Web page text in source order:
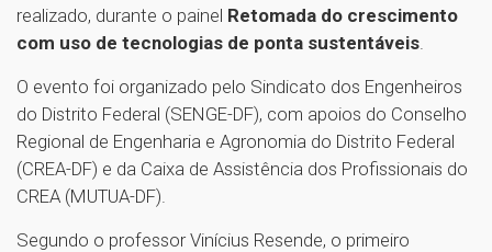
realizado, durante o painel Retomada do crescimento
com uso de tecnologias de ponta sustentáveis
O evento foi organizado pelo Sindicato dos Engenheiros
do Distrito Federal (SENGE-DF), com apoios do Conselho
Regional de Engenharia e Agronomia do Distrito Federal
(CREA-DF) e da Caixa de Assistência dos Profissionais do
CREA (MUTUA-DF).
Segundo o professor Vinícius Resende, o primeiro